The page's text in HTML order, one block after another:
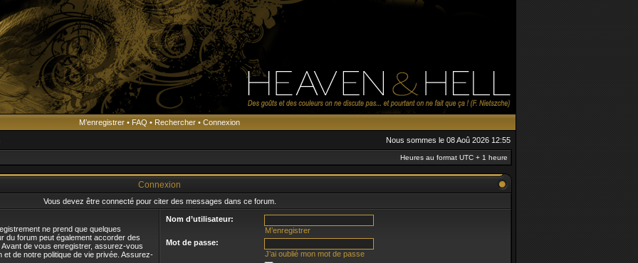
M’enregistrer • FAQ • Rechercher • Connexion
Nous sommes le 08 Aoû 2026 12:55
Heures au format UTC + 1 heure
Connexion
Vous devez être connecté pour citer des messages dans ce forum.
ne prend que quelques
du forum peut également accorder des
de vous enregistrer, assurez-vous
et de notre politique de vie privée. Assurez-
Nom d’utilisateur:
M’enregistrer
Mot de passe:
J’ai oublié mon mot de passe